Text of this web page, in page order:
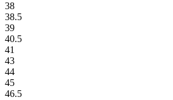
38
38.5
39
40.5
41
43
44
45
46.5